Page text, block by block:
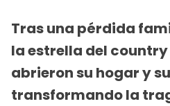
Tras una pérdida
la estrella del country
abrieron su hogar y
transformando la